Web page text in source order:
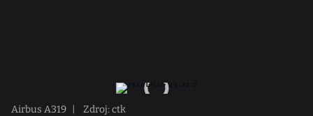
Airbus A319 Zdroj: ctk